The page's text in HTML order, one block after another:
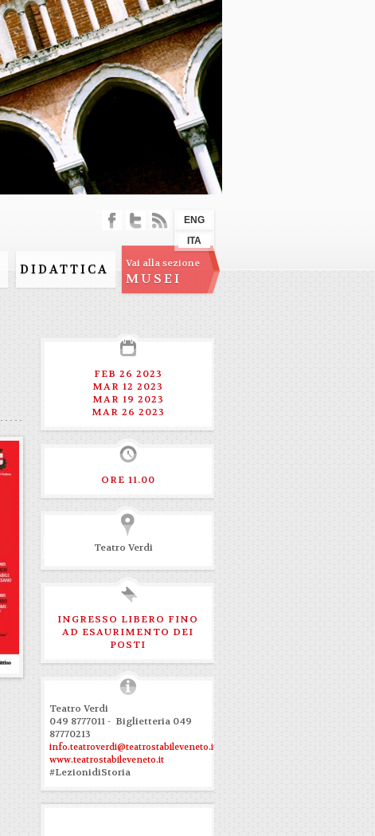
DIDATTICA Vai alla sezione
MUSEI
ENG
ITA
FEB 26 2023
MAR 12 2023
MAR 19 2023
MAR 26 2023
ORE 11.00
Teatro Verdi
INGRESSO LIBERO FINO
AD ESAURIMENTO DEI
POSTI
Teatro Verdi
049 8777011 - Biglietteria 049
87770213
info.teatroverdi@teatrostabileveneto.it
www.teatrostabileveneto.it
#LezionidiStoria